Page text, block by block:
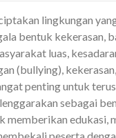
lingkungan
bentuk kekerasan,
luas,
(bullying),
penting untuk
sebagai
memberikan edukasi,